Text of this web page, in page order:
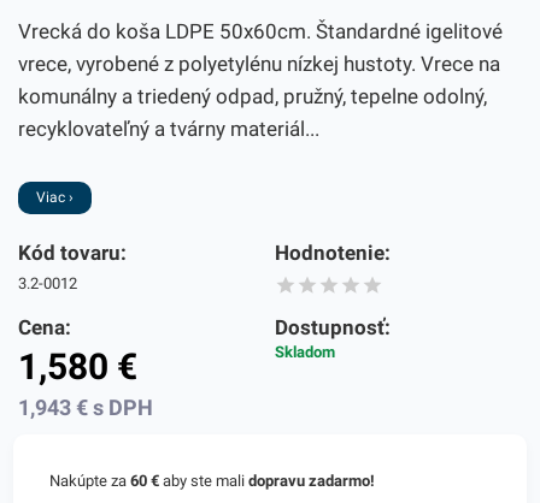
Vrecká do koša LDPE 50x60cm. Štandardné igelitové
vrece, vyrobené z polyetylénu nízkej hustoty. Vrece na
komunálny a triedený odpad, pružný, tepelne odolný,
recyklovateľný a tvárny materiál...
Viac ›
Kód tovaru:
3.2-0012
Hodnotenie:
Cena:
1,580 €
1,943€ s DPH
Dostupnosť:
Skladom
Nakúpte za60 € aby ste malidopravu zadarmo!